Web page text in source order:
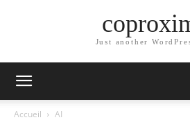
Just another
Accueil AI